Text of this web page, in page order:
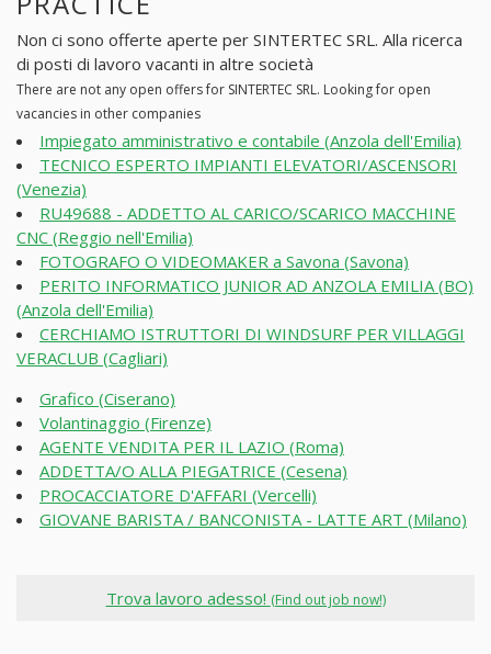
Non ci sono offerte aperte per SINTERTEC SRL. Alla ricerca
di posti di lavoro vacanti in altre società
There are not any open offers for SINTERTEC SRL. Looking for open
vacancies in other companies
Impiegato amministrativo e contabile (Anzola dell'Emilia)
TECNICO ESPERTO IMPIANTI ELEVATORI/ASCENSORI
(Venezia)
RU49688 - ADDETTO AL CARICO/SCARICO MACCHINE
CNC (Reggio nell'Emilia)
FOTOGRAFO O VIDEOMAKER a Savona (Savona)
PERITO INFORMATICO JUNIOR AD ANZOLA EMILIA (BO)
(Anzola dell'Emilia)
CERCHIAMO ISTRUTTORI DI WINDSURF PER VILLAGGI
VERACLUB (Cagliari)
Grafico (Ciserano)
Volantinaggio (Firenze)
AGENTE VENDITA PER IL LAZIO (Roma)
ADDETTA/O ALLA PIEGATRICE (Cesena)
PROCACCIATORE D'AFFARI (Vercelli)
GIOVANE BARISTA / BANCONISTA - LATTE ART (Milano)
Trova lavoro adesso! (Find out job now!)